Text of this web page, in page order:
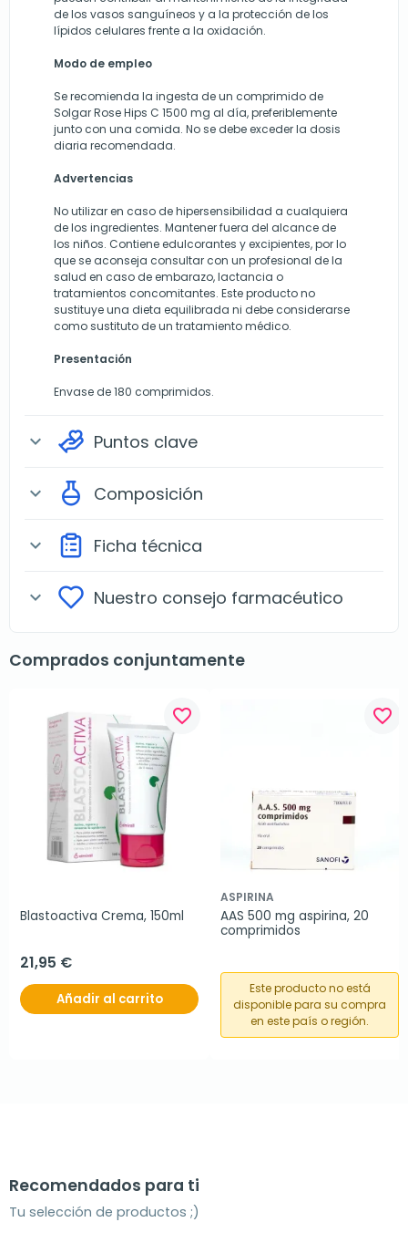
de los vasos sanguíneos y a la protección de los
lípidos celulares frente a la oxidación.
Modo de empleo
Se recomienda la ingesta de un comprimido de
Solgar Rose Hips C 1500 mg al día, preferiblemente
junto con una comida. No se debe exceder la dosis
diaria recomendada.
Advertencias
No utilizar en caso de hipersensibilidad a cualquiera
de los ingredientes. Mantener fuera del alcance de
los niños. Contiene edulcorantes y excipientes, por lo
que se aconseja consultar con un profesional de la
salud en caso de embarazo, lactancia o
tratamientos concomitantes. Este producto no
sustituye una dieta equilibrada ni debe considerarse
como sustituto de un tratamiento médico.
Presentación
Envase de 180 comprimidos.
expand_more Puntos clave
expand_more Composición
expand_more Ficha técnica
expand_more Nuestro consejo farmacéutico
Comprados conjuntamente
favorite_border
Blastoactiva Crema, 150ml
21,95 €
Añadir al carrito
favorite_border
ASPIRINA
AAS 500 mg aspirina, 20
comprimidos
Este producto no está
disponible para su compra
en este país o región.
Recomendados para ti
Tu selección de productos ;)